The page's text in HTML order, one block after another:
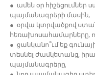
● ամեն օր
պայմանագրերի մասին,
● օրվա կտրվածքով
հեռախոսահամարները,
● ցանկանո՞ւմ եք
տեսնել ժամկետանց,
պայմանագրերը,